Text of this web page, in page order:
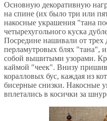
Основную декоративную
на спине (их было три или
накосные украшения "тана
четырехугольного куска
Посредине нашивали от трех
перламутровых блях "тана",
собой вышитыми узорами.
каймой "чеек". Внизу
коралловых бус, каждая из
бисерные снизки. Накосные
вплетались в косички за